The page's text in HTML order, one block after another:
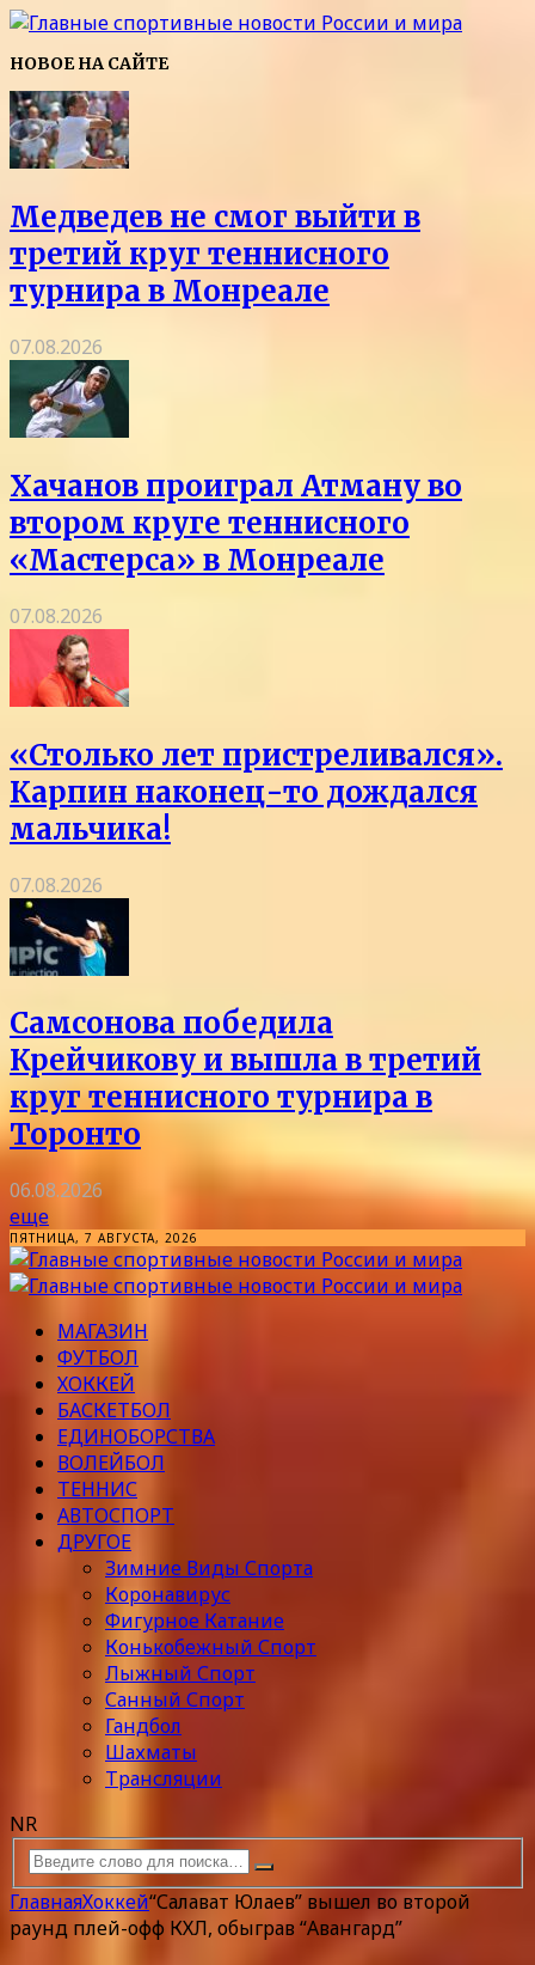
НОВОЕ НА САЙТЕ
Медведев не смог выйти в
третий круг теннисного
турнира в Монреале
07.08.2026
Хачанов проиграл Атману во
втором круге теннисного
«Мастерса» в Монреале
07.08.2026
«Столько лет пристреливался».
Карпин наконец-то дождался
мальчика!
07.08.2026
Самсонова победила
Крейчикову и вышла в третий
круг теннисного турнира в
Торонто
06.08.2026
еще
ПЯТНИЦА, 7 АВГУСТА, 2026
МАГАЗИН
ФУТБОЛ
ХОККЕЙ
БАСКЕТБОЛ
ЕДИНОБОРСТВА
ВОЛЕЙБОЛ
ТЕННИС
АВТОСПОРТ
ДРУГОЕ
Зимние Виды Спорта
Коронавирус
Фигурное Катание
Конькобежный Спорт
Лыжный Спорт
Санный Спорт
Гандбол
Шахматы
Трансляции
NR
ГлавнаяХоккей“Салават Юлаев” вышел во второй
раунд плей-офф КХЛ, обыграв “Авангард”